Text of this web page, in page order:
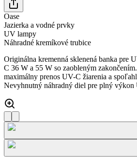
Oase
Jazierka a vodné prvky
UV lampy
Náhradné kremíkové trubice
Originálna kremenná sklenená banka pre
C 36 W a 55 W so zaobleným
maximálny prenos UV-C žiarenia a
Nevyhnutný náhradný diel pre plný výkon